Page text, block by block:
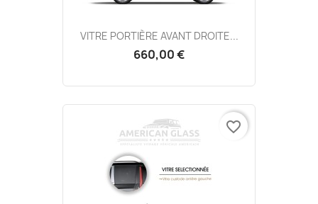
VITRE PORTIÈRE AVANT DROITE...
660,00 €
favorite_border